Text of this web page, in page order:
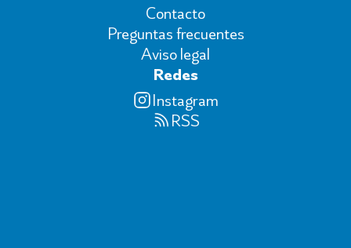
Contacto
Preguntas frecuentes
Aviso legal
Redes
Instagram
RSS